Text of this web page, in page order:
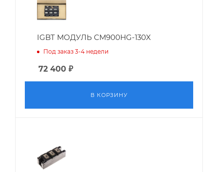
IGBT МОДУЛЬ CM900HG-130X
Под заказ 3-4 недели
72 400 ₽
В КОРЗИНУ